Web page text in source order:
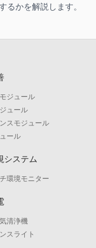
るかを解説します。
ジュール
ュール
スモジュール
ール
システム
環境モニター
清浄機
スライト